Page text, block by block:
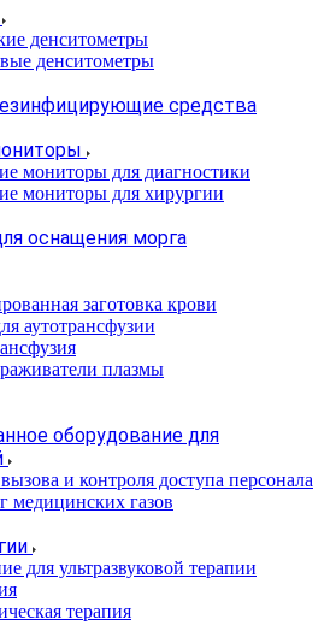
денситометры
денситометры
средства
мониторы для диагностики
мониторы для хирургии
оснащения морга
заготовка крови
аутотрансфузии
плазмы
оборудование для
и контроля доступа персонала
медицинских газов
для ультразвуковой терапии
терапия